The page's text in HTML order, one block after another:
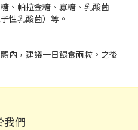
、帕拉金糖、寡糖、乳酸菌
性乳酸菌）等。
內，建議一日餵食兩粒。之後
我們